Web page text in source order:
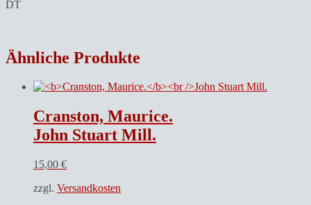
DT
Ähnliche Produkte
Cranston, Maurice.
John Stuart Mill.
15,00 €
zzgl. Versandkosten